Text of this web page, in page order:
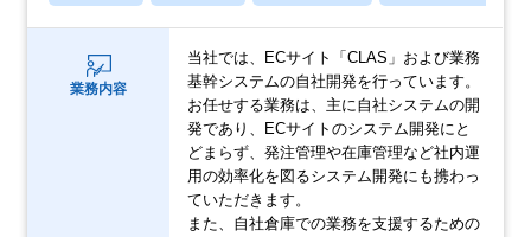
業務内容
当社では、ECサイト「CLAS」および業務
基幹システムの自社開発を行っています。
お任せする業務は、主に自社システムの開
発であり、ECサイトのシステム開発にと
どまらず、発注管理や在庫管理など社内運
用の効率化を図るシステム開発にも携わっ
ていただきます。
また、自社倉庫での業務を支援するための